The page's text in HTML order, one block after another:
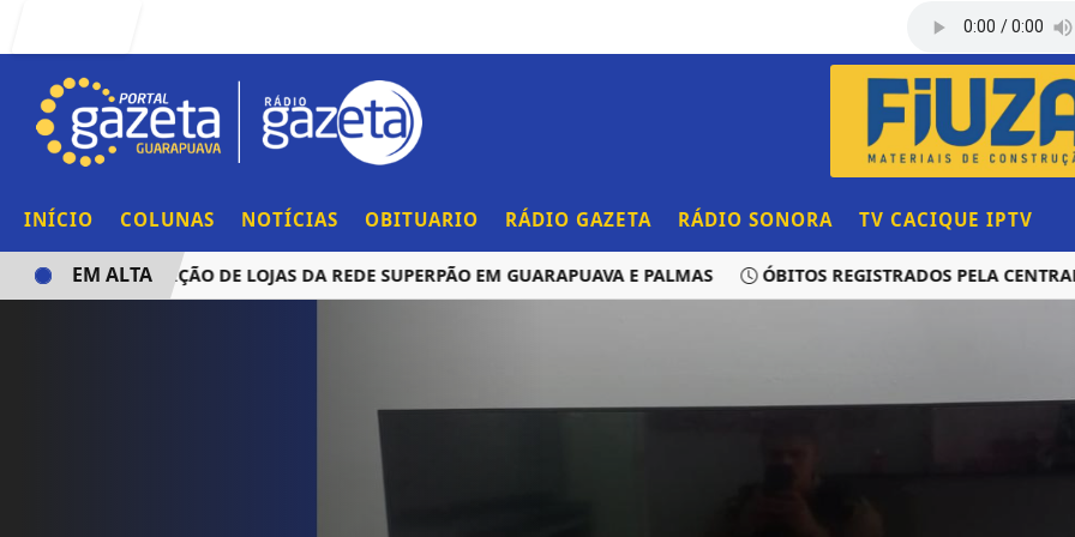
INÍCIO COLUNAS NOTÍCIAS OBITUARIO RÁDIO GAZETA RÁDIO SONORA TV CACIQUE IPTV
AQUISIÇÃO DE LOJAS DA REDE SUPERPÃO EM GUARAPUAVA E PALMAS ÓBITOS REGISTRADOS PELA CENTRAL
EM ALTA